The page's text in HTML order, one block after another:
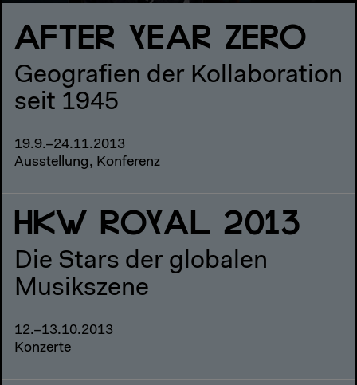
AFTER YEAR ZERO
Geografien der Kollaboration
seit 1945
19.9.–24.11.2013
Ausstellung, Konferenz
HKW ROYAL 2013
Die Stars der globalen
Musikszene
12.–13.10.2013
Konzerte